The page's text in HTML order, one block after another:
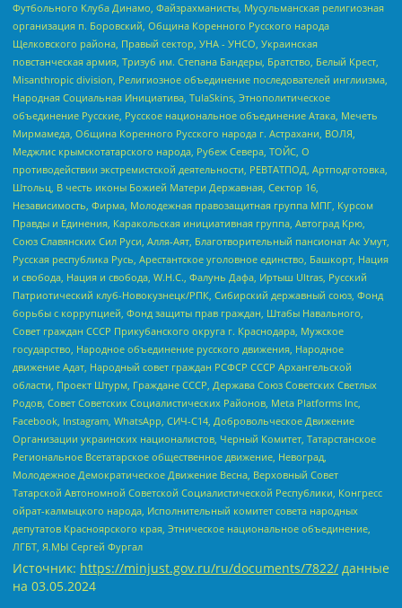
Футбольного Клуба Динамо, Файзрахманисты, Мусульманская религиозная
организация п. Боровский, Община Коренного Русского народа
Щелковского района, Правый сектор, УНА - УНСО, Украинская
повстанческая армия, Тризуб им. Степана Бандеры, Братство, Белый Крест,
Misanthropic division, Религиозное объединение последователей инглиизма,
Народная Социальная Инициатива, TulaSkins, Этнополитическое
объединение Русские, Русское национальное объединение Атака, Мечеть
Мирмамеда, Община Коренного Русского народа г. Астрахани, ВОЛЯ,
Меджлис крымскотатарского народа, Рубеж Севера, ТОЙС, О
противодействии экстремистской деятельности, РЕВТАТПОД, Артподготовка,
Штольц, В честь иконы Божией Матери Державная, Сектор 16,
Независимость, Фирма, Молодежная правозащитная группа МПГ, Курсом
Правды и Единения, Каракольская инициативная группа, Автоград Крю,
Союз Славянских Сил Руси, Алля-Аят, Благотворительный пансионат Ак Умут,
Русская республика Русь, Арестантское уголовное единство, Башкорт, Нация
и свобода, Нация и свобода, W.H.С., Фалунь Дафа, Иртыш Ultras, Русский
Патриотический клуб-Новокузнецк/РПК, Сибирский державный союз, Фонд
борьбы с коррупцией, Фонд защиты прав граждан, Штабы Навального,
Совет граждан СССР Прикубанского округа г. Краснодара, Мужское
государство, Народное объединение русского движения, Народное
движение Адат, Народный совет граждан РСФСР СССР Архангельской
области, Проект Штурм, Граждане СССР, Держава Союз Советских Светлых
Родов, Совет Советских Социалистических Районов, Meta Platforms Inc,
Facebook, Instagram, WhatsApp, СИЧ-С14, Добровольческое Движение
Организации украинских националистов, Черный Комитет, Татарстанское
Региональное Всетатарское общественное движение, Невоград,
Молодежное Демократическое Движение Весна, Верховный Совет
Татарской Автономной Советской Социалистической Республики, Конгресс
ойрат-калмыцкого народа, Исполнительный комитет совета народных
депутатов Красноярского края, Этническое национальное объединение,
ЛГБТ, Я.МЫ Сергей Фургал
Источник: https://minjust.gov.ru/ru/documents/7822/ данные
на 03.05.2024